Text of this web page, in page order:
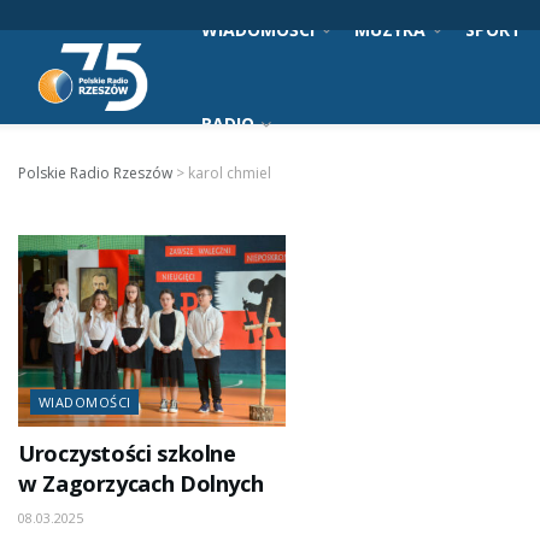
WIADOMOŚCI MUZYKA SPORT
RADIO
Polskie Radio Rzeszów > karol chmiel
WIADOMOŚCI
Uroczystości szkolne
w Zagorzycach Dolnych
08.03.2025